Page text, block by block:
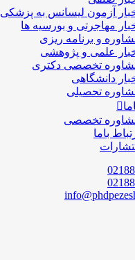
آزمون لیسانس به پزشکی
مهاجرتی و بورسیه ها
و برنامه ریزی
علمی و پژوهشی
تخصصی دکتری
دانشگاهی
تحصیلی
تخصصی
باما